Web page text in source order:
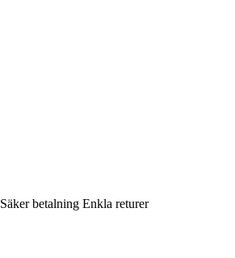
Säker betalning Enkla returer